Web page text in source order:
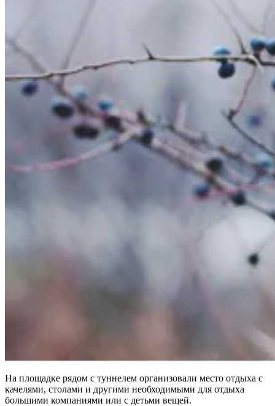
На площадке рядом с туннелем организовали место отдыха с
качелями, столами и другими необходимыми для отдыха
большими компаниями или с детьми вещей.